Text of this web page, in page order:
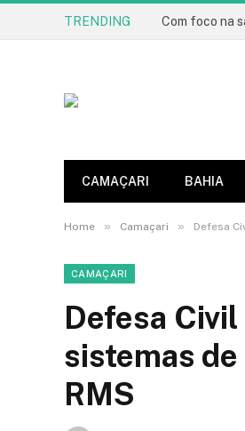
TRENDING
CAMAÇARI BAHIA
Home » Camaçari » Defesa
CAMAÇARI
Defesa
sistemas
RMS